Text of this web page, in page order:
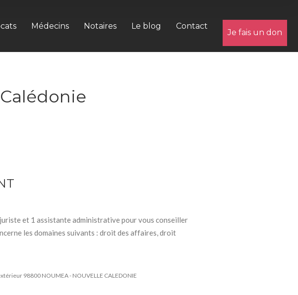
Médecins Notaires Le blog Contact
Je fais un don
et 1 assistante administrative pour vous conseiller
les domaines suivants : droit des affaires, droit
98800 NOUMEA - NOUVELLE CALEDONIE